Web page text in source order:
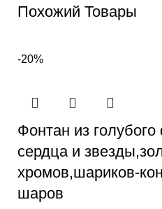
Похожий Товары
-20%
Фонтан из
сердца и
хромов,шариков-
шаров